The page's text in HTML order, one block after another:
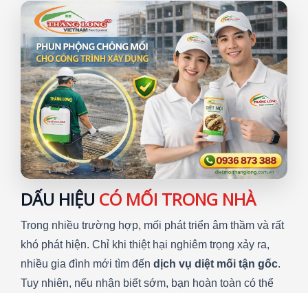
DẤU HIỆU CÓ MỐI TRONG NHÀ
Trong nhiều trường hợp, mối phát triển âm thầm và rất
khó phát hiện. Chỉ khi thiệt hại nghiêm trọng xảy ra,
nhiều gia đình mới tìm đến dịch vụ diệt mối tận gốc.
Tuy nhiên, nếu nhận biết sớm, bạn hoàn toàn có thể